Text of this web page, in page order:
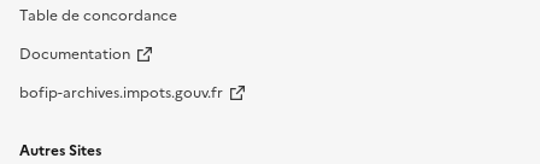
Table de concordance
Documentation
bofip-archives.impots.gouv.fr
Autres Sites